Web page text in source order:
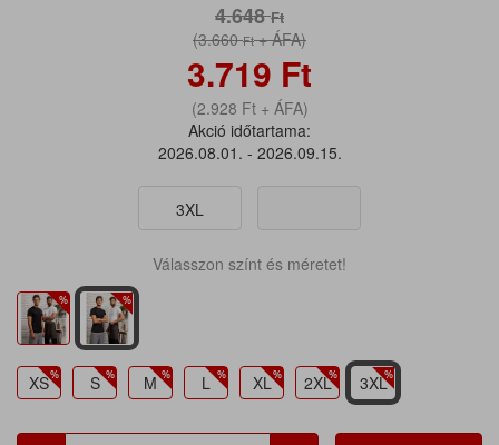
4.648Ft
(3.660Ft+ ÁFA)
3.719 Ft
(2.928 Ft+ ÁFA)
Akció időtartama:
2026.08.01. - 2026.09.15.
3XL
Válasszon színt és méretet!
XS S M L XL 2XL 3XL